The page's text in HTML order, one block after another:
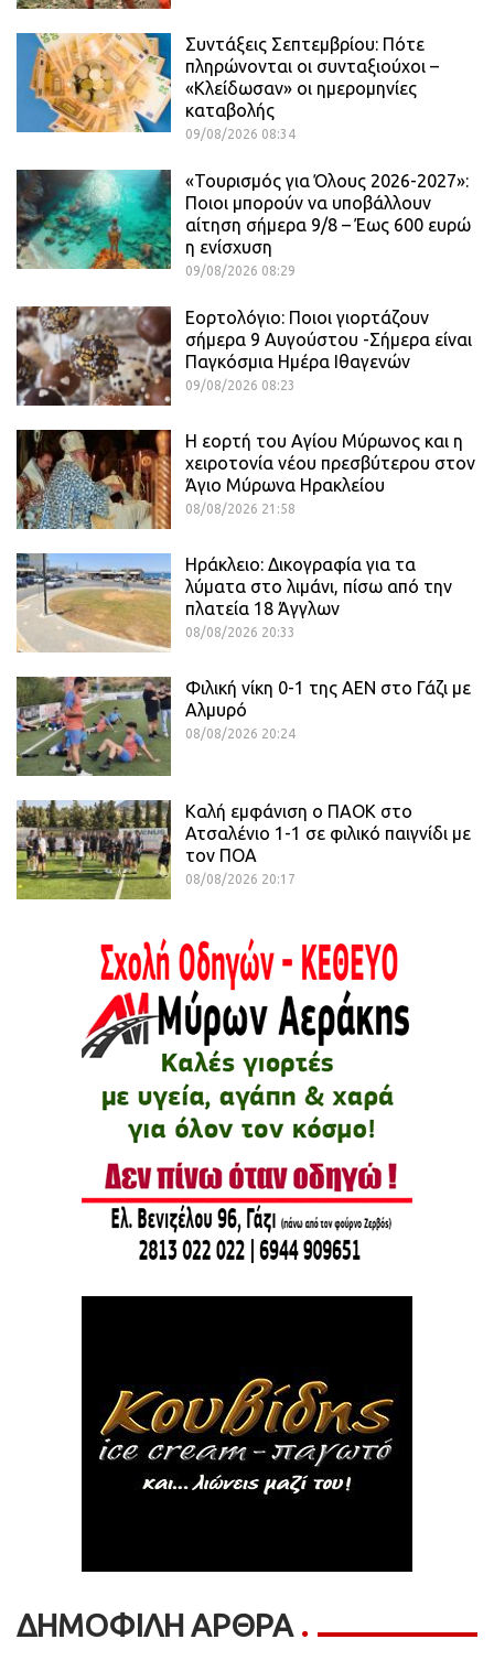
Συντάξεις Σεπτεμβρίου: Πότε
πληρώνονται οι συνταξιούχοι –
«Κλείδωσαν» οι ημερομηνίες
καταβολής
09/08/2026 08:34
«Τουρισμός για Όλους 2026-2027»:
Ποιοι μπορούν να υποβάλλουν
αίτηση σήμερα 9/8 – Έως 600 ευρώ
η ενίσχυση
09/08/2026 08:29
Εορτολόγιο: Ποιοι γιορτάζουν
σήμερα 9 Αυγούστου -Σήμερα είναι
Παγκόσμια Ημέρα Ιθαγενών
09/08/2026 08:23
Η εορτή του Αγίου Μύρωνος και η
χειροτονία νέου πρεσβύτερου στον
Άγιο Μύρωνα Ηρακλείου
08/08/2026 21:58
Ηράκλειο: Δικογραφία για τα
λύματα στο λιμάνι, πίσω από την
πλατεία 18 Άγγλων
08/08/2026 20:33
Φιλική νίκη 0-1 της ΑΕΝ στο Γάζι με
Αλμυρό
08/08/2026 20:24
Καλή εμφάνιση ο ΠΑΟΚ στο
Ατσαλένιο 1-1 σε φιλικό παιγνίδι με
τον ΠΟΑ
08/08/2026 20:17
ΔΗΜΟΦΙΛΗ ΑΡΘΡΑ